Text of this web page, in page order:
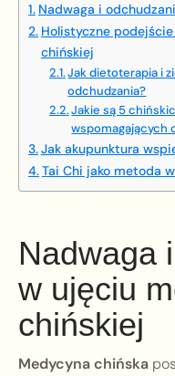
Nadwaga i
Holistyczne
chińskiej
Jak dietoterapia i
odchudzania?
Jakie są 5
wspomagających
Jak akupunktura
Tai Chi jako metoda
Nadwaga
w ujęciu
chińskiej
Medycyna chińska